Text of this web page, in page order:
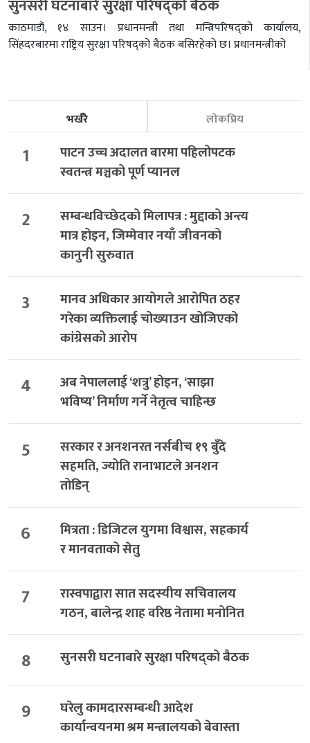
सुनसरी घटनाबारे सुरक्षा परिषद्को बैठक
काठमाडौं, १४ साउन। प्रधानमन्त्री तथा मन्त्रिपरिषद्को कार्यालय,
सिंहदरबारमा राष्ट्रिय सुरक्षा परिषद्को बैठक बसिरहेको छ। प्रधानमन्त्रीको
भर्खरै लोकप्रिय
1
पाटन उच्च अदालत बारमा पहिलोपटक
स्वतन्त्र मञ्चको पूर्ण प्यानल
2
सम्बन्धविच्छेदको मिलापत्र : मुद्दाको अन्त्य
मात्र होइन, जिम्मेवार नयाँ जीवनको
कानुनी सुरुवात
3
मानव अधिकार आयोगले आरोपित ठहर
गरेका व्यक्तिलाई चोख्याउन खोजिएको
कांग्रेसको आरोप
4
अब नेपाललाई ‘शत्रु’ होइन, ‘साझा
भविष्य’ निर्माण गर्ने नेतृत्व चाहिन्छ
5
सरकार र अनशनरत नर्सबीच १९ बुँदे
सहमति, ज्योति रानाभाटले अनशन
तोडिन्
6
मित्रता : डिजिटल युगमा विश्वास, सहकार्य
र मानवताको सेतु
7
रास्वपाद्वारा सात सदस्यीय सचिवालय
गठन, बालेन्द्र शाह वरिष्ठ नेतामा मनोनित
8 सुनसरी घटनाबारे सुरक्षा परिषद्को बैठक
9
घरेलु कामदारसम्बन्धी आदेश
कार्यान्वयनमा श्रम मन्त्रालयको बेवास्ता